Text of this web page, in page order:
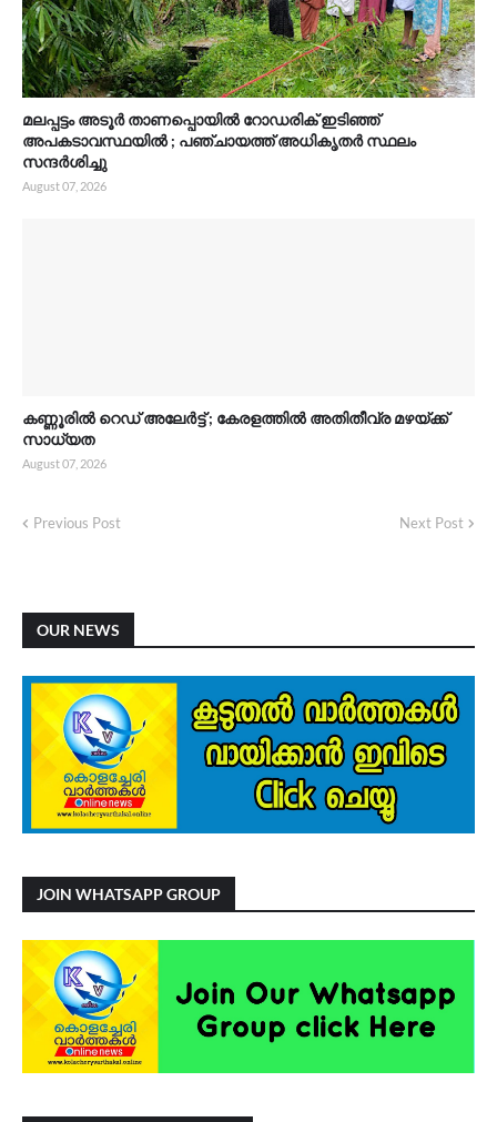
മലപ്പട്ടം അടൂർ താണപ്പൊയിൽ റോഡരിക് ഇടിഞ്ഞ്
അപകടാവസ്ഥയിൽ ; പഞ്ചായത്ത്‌ അധികൃതർ സ്ഥലം
സന്ദർശിച്ചു
August 07, 2026
കണ്ണൂരിൽ റെഡ് അലേർട്ട് ; കേരളത്തിൽ അതിതീവ്ര മഴയ്ക്ക്
സാധ്യത
August 07, 2026
Previous Post Next Post
OUR NEWS
JOIN WHATSAPP GROUP